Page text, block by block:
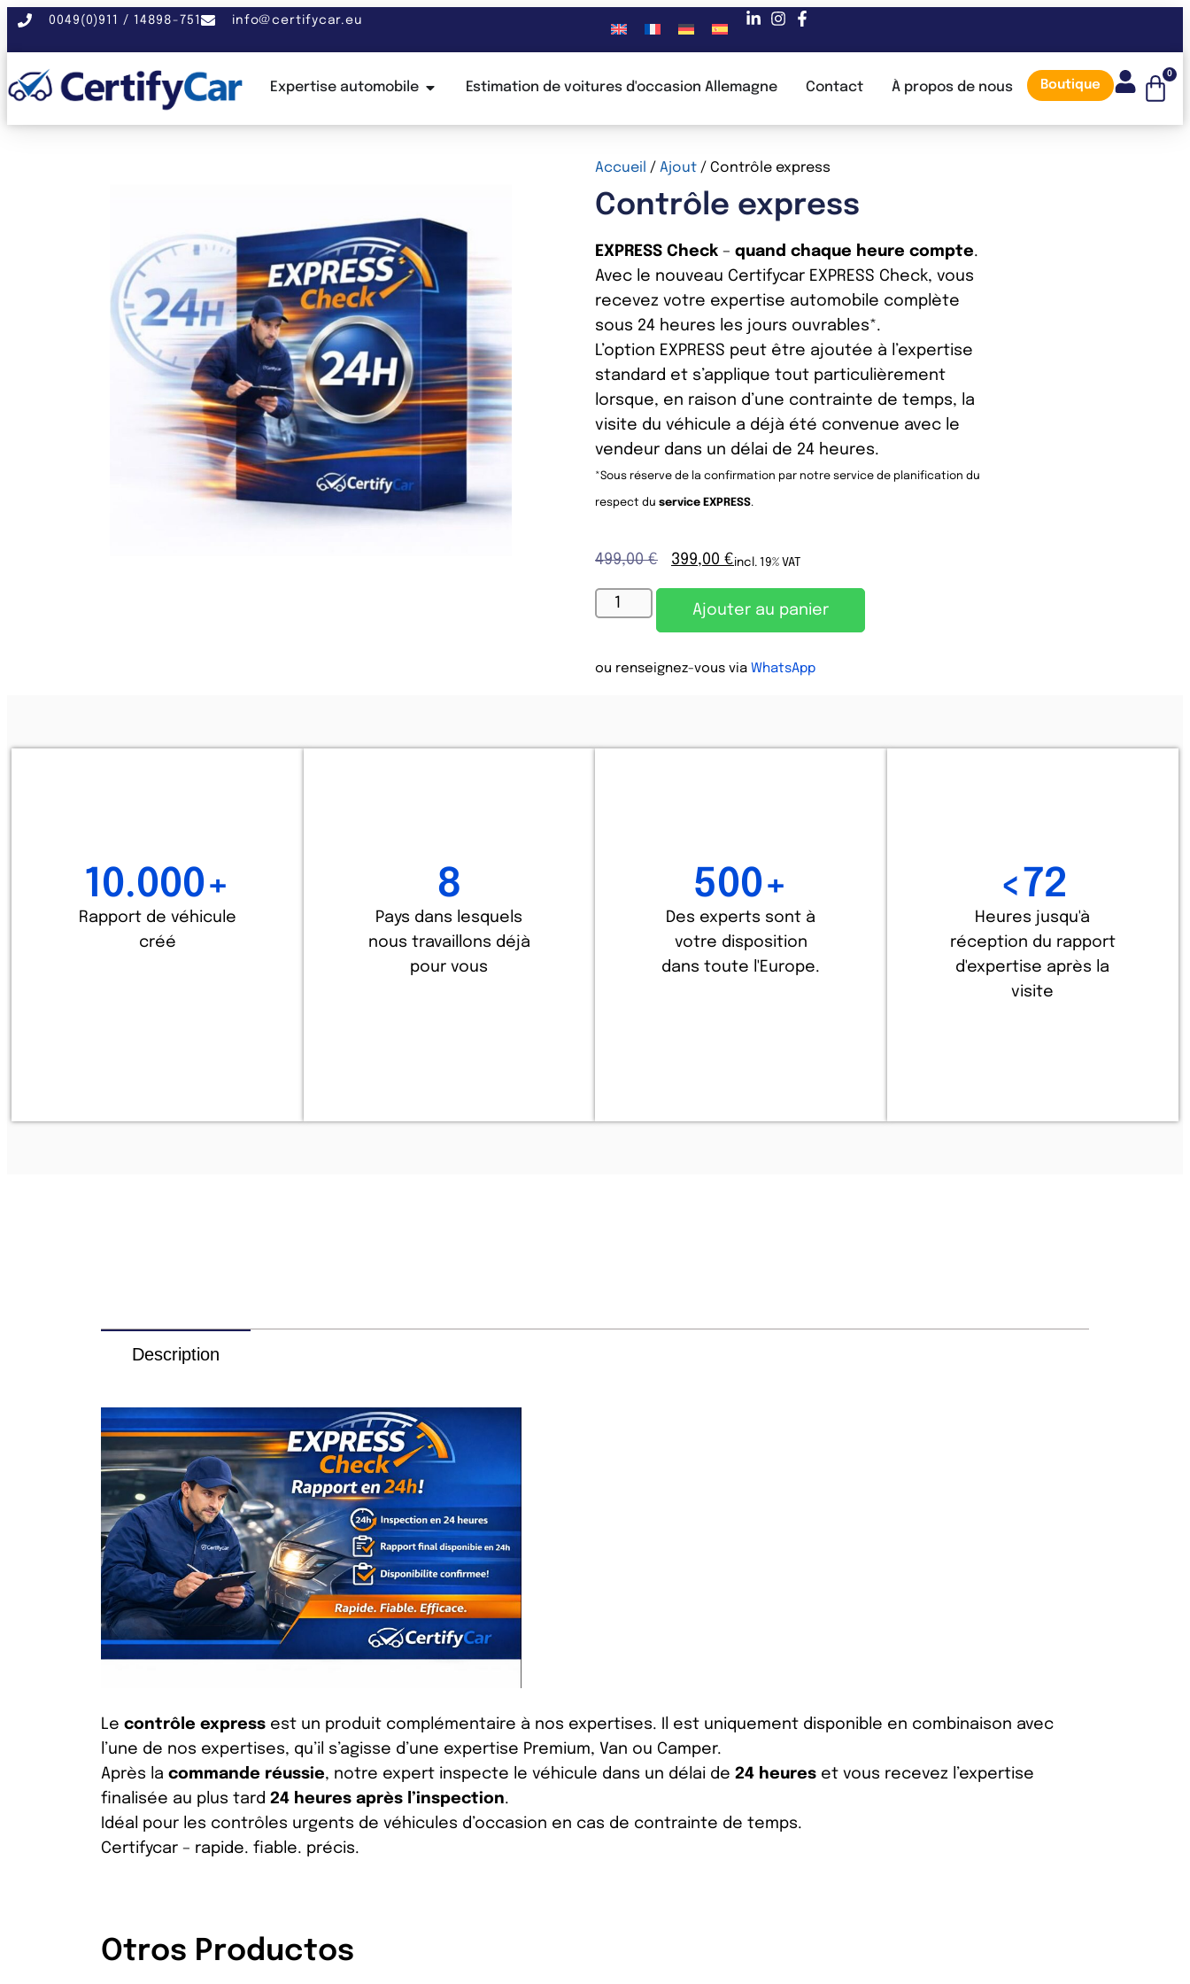
0049(0)911 / 14898-751 info@certifycar.eu
Expertise automobile Estimation de voitures d'occasion Allemagne Contact À propos de nous Boutique
0
Accueil / Ajout / Contrôle express
Contrôle express
EXPRESS Check – quand chaque heure compte.
Avec le nouveau Certifycar EXPRESS Check, vous
recevez votre expertise automobile complète
sous 24 heures les jours ouvrables*.
L’option EXPRESS peut être ajoutée à l’expertise
standard et s’applique tout particulièrement
lorsque, en raison d’une contrainte de temps, la
visite du véhicule a déjà été convenue avec le
vendeur dans un délai de 24 heures.
*Sous réserve de la confirmation par notre service de planification du
respect du service EXPRESS.
499,00€ 399,00 €incl. 19% VAT
Ajouter au panier
ou renseignez-vous via WhatsApp
Rapport de véhicule
créé
10.000+
Pays dans lesquels
nous travaillons déjà
pour vous
8
Des experts sont à
votre disposition
dans toute l'Europe.
500+
Heures jusqu'à
réception du rapport
d'expertise après la
visite
<72
Description
Lecontrôle express est un produit complémentaire à nos expertises. Il est uniquement disponible en combinaison avec
l’une de nos expertises, qu’il s’agisse d’une expertise Premium, Van ou Camper.
Après lacommande réussie, notre expert inspecte le véhicule dans un délai de24 heures et vous recevez l’expertise
finalisée au plus tard24 heures après l’inspection.
Idéal pour les contrôles urgents de véhicules d’occasion en cas de contrainte de temps.
Certifycar – rapide. fiable. précis.
Otros Productos